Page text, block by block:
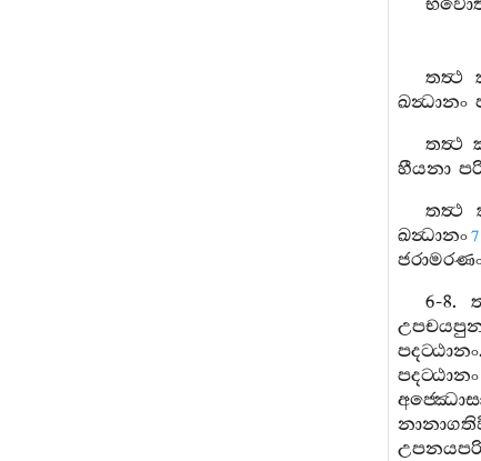
තත්‍ථ
ඛන්‍ධානං
තත්‍ථ
හීයනා
තත්‍ථ
ඛන්‍ධානං7
6-8.
පදට‍්ඨානං
පදට‍්ඨානං